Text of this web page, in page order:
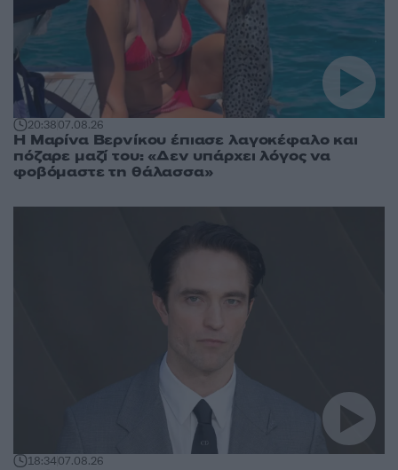
20:3807.08.26
Η Μαρίνα Βερνίκου έπιασε λαγοκέφαλο και
πόζαρε μαζί του: «Δεν υπάρχει λόγος να
φοβόμαστε τη θάλασσα»
18:3407.08.26